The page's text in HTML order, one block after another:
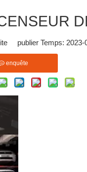
publier Temps:
enquête